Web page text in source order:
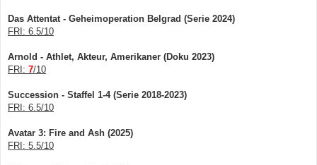
Das Attentat - Geheimoperation Belgrad (Serie 2024)
FRI: 6.5/10
Arnold - Athlet, Akteur, Amerikaner (Doku 2023)
FRI: 7/10
Succession - Staffel 1-4 (Serie 2018-2023)
FRI: 6.5/10
Avatar 3: Fire and Ash (2025)
FRI: 5.5/10